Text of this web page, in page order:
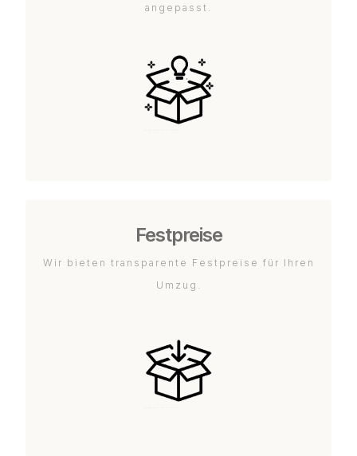
angepasst.
Festpreise
Wir bieten transparente Festpreise für Ihren
Umzug.